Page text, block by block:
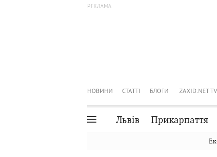
НОВИНИ СТАТТІ БЛОГИ ZAXID.NET TV
Львів Прикарпаття